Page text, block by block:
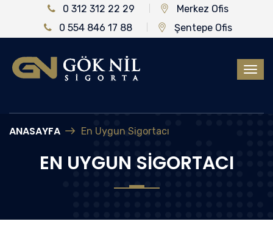
0 312 312 22 29
Merkez Ofis
0 554 846 17 88
Şentepe Ofis
ANASAYFA En Uygun Sigortacı
EN UYGUN SIGORTACI